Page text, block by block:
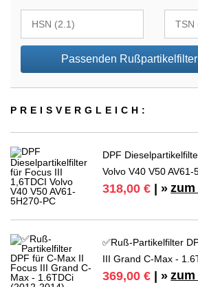
Passenden
PREIS­VER­GLEICH:
DPF
Volvo V40 V50 AV61-
318,00 € | »
✅Ruß-Partikelfilter
III Grand C-Max -
369,00 € | »